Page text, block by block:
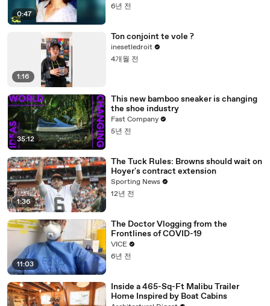
0:47
6년 전
1:16
Ton conjoint te vole ?
inesetledroit
4개월 전
35:12
This new bamboo sneaker is changing
the shoe industry
Fast Company
5년 전
1:36
The Tuck Rules: Browns should wait on
Hoyer's contract extension
Sporting News
12년 전
11:03
The Doctor Vlogging from the
Frontlines of COVID-19
VICE
6년 전
Inside a 465-Sq-Ft Malibu Trailer
Home Inspired by Boat Cabins